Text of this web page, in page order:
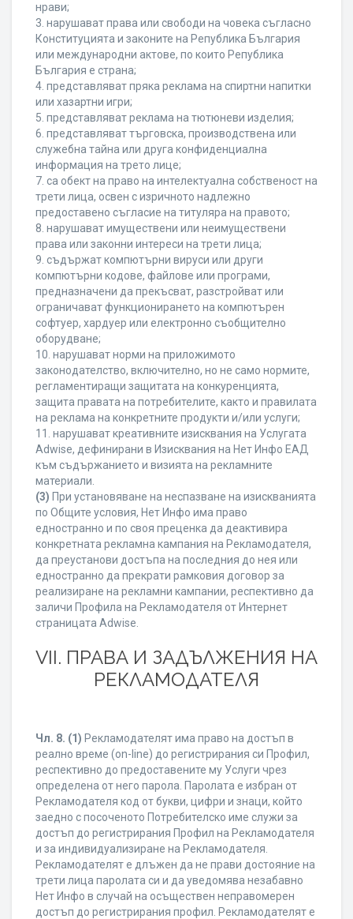
нрави;
3. нарушават права или свободи на човека съгласно
Конституцията и законите на Република България
или международни актове, по които Република
България е страна;
4. представляват пряка реклама на спиртни напитки
или хазартни игри;
5. представляват реклама на тютюневи изделия;
6. представляват търговска, производствена или
служебна тайна или друга конфиденциална
информация на трето лице;
7. са обект на право на интелектуална собственост на
трети лица, освен с изричното надлежно
предоставено съгласие на титуляра на правото;
8. нарушават имуществени или неимуществени
права или законни интереси на трети лица;
9. съдържат компютърни вируси или други
компютърни кодове, файлове или програми,
предназначени да прекъсват, разстройват или
ограничават функционирането на компютърен
софтуер, хардуер или електронно съобщително
оборудване;
10. нарушават норми на приложимото
законодателство, включително, но не само нормите,
регламентиращи защитата на конкуренцията,
защита правата на потребителите, както и правилата
на реклама на конкретните продукти и/или услуги;
11. нарушават креативните изисквания на Услугата
Adwise, дефинирани в Изисквания на Нет Инфо ЕАД
към съдържанието и визията на рекламните
материали.
(3) При установяване на неспазване на изискванията
по Общите условия, Нет Инфо има право
едностранно и по своя преценка да деактивира
конкретната рекламна кампания на Рекламодателя,
да преустанови достъпа на последния до нея или
едностранно да прекрати рамковия договор за
реализиране на рекламни кампании, респективно да
заличи Профила на Рекламодателя от Интернет
страницата Adwise.
VII. ПРАВА И ЗАДЪЛЖЕНИЯ НА
РЕКЛАМОДАТЕЛЯ
Чл. 8. (1) Рекламодателят има право на достъп в
реално време (on-line) до регистрирания си Профил,
респективно до предоставените му Услуги чрез
определена от него парола. Паролата е избран от
Рекламодателя код от букви, цифри и знаци, който
заедно с посоченото Потребителско име служи за
достъп до регистрирания Профил на Рекламодателя
и за индивидуализиране на Рекламодателя.
Рекламодателят е длъжен да не прави достояние на
трети лица паролата си и да уведомява незабавно
Нет Инфо в случай на осъществен неправомерен
достъп до регистрирания профил. Рекламодателят е